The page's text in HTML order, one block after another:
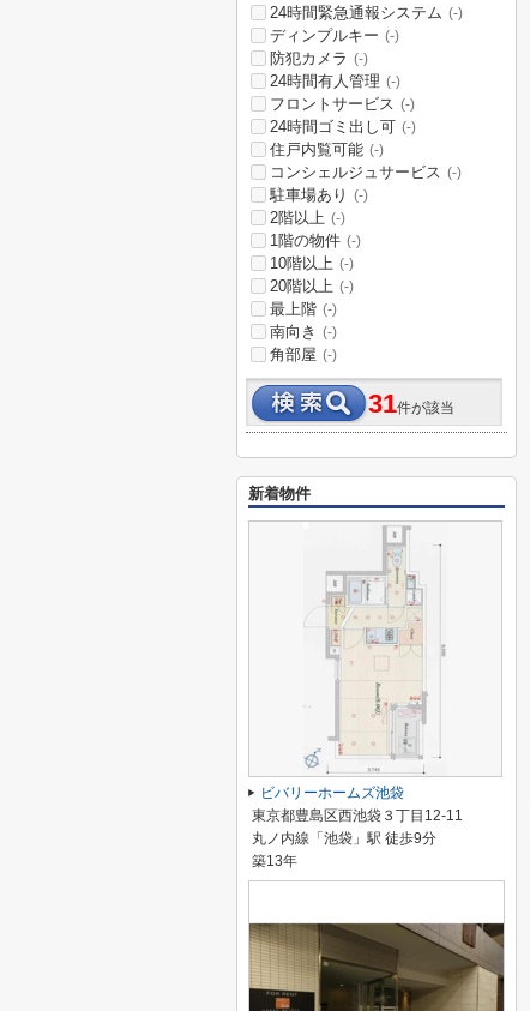
24時間緊急通報システム (-)
ディンプルキー (-)
防犯カメラ (-)
24時間有人管理 (-)
フロントサービス (-)
24時間ゴミ出し可 (-)
住戸内覧可能 (-)
コンシェルジュサービス (-)
駐車場あり (-)
2階以上 (-)
1階の物件 (-)
10階以上 (-)
20階以上 (-)
最上階 (-)
南向き (-)
角部屋 (-)
31件が該当
新着物件
ビバリーホームズ池袋
東京都豊島区西池袋３丁目12-11
丸ノ内線「池袋」駅 徒歩9分
築13年